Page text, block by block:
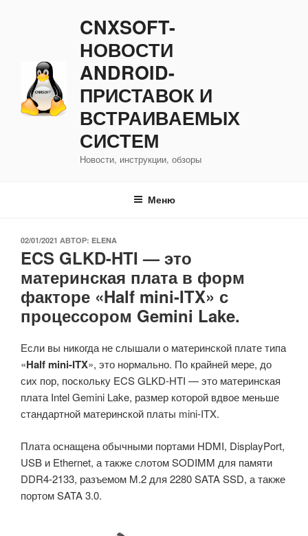
CNXSOFT-
НОВОСТИ
ANDROID-
ПРИСТАВОК И
ВСТРАИВАЕМЫХ
СИСТЕМ
Новости, инструкции, обзоры
Меню
ОПУБЛИКОВАНО
02/01/2021 АВТОР: ELENA
ECS GLKD-HTI — это
материнская плата в форм
факторе «Half mini-ITX» с
процессором Gemini Lake.
Если вы никогда не слышали о материнской плате типа
«Half mini-ITX», это нормально. По крайней мере, до
сих пор, поскольку ECS GLKD-HTI — это материнская
плата Intel Gemini Lake, размер которой вдвое меньше
стандартной материнской платы mini-ITX.
Плата оснащена обычными портами HDMI, DisplayPort,
USB и Ethernet, а также слотом SODIMM для памяти
DDR4-2133, разъемом M.2 для 2280 SATA SSD, а также
портом SATA 3.0.